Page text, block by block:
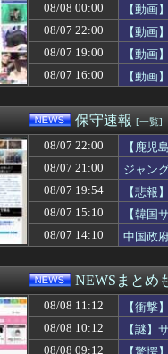
【動画】へずまりゅ
度会隆輝(立浪セレク
バイク乗りワイ、バ
【GAME】「任天堂
【悲報】競艇に8億
モニター24と27で迷
【悲報】妹さん、兄
08/08 00:00
【動画
08/07 22:00
【動画
08/07 19:00
【動画
08/07 16:00
【動画
保守速報 [一覧]
08/07 22:00
【鹿児
08/07 21:00
ジャン
08/07 19:54
【悲報
主張
08/07 15:10
【韓国
08/07 14:10
中国政
NEWSまとめ
08/08 11:12
【衝撃
08/08 10:12
【謎】
08/08 09:12